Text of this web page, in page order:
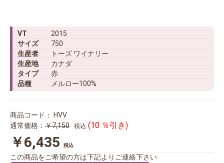
VT
2015
サイズ
750
生産者
トーズ ワイナリー
生産地
カナダ
タイプ
赤
品種
メルロー100%
商品コード：
HVV
通常価格： ￥7,150 税込 (10 ％引き)
￥6,435 税込
この商品をご希望の方は下記よりご連絡下さい